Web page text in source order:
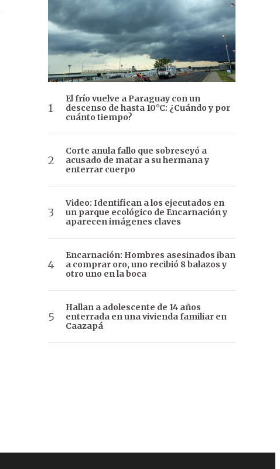
El frío vuelve a Paraguay con un
descenso de hasta 10°C: ¿Cuándo y por
cuánto tiempo?
Corte anula fallo que sobreseyó a
acusado de matar a su hermana y
enterrar cuerpo
Video: Identifican a los ejecutados en
un parque ecológico de Encarnación y
aparecen imágenes claves
Encarnación: Hombres asesinados iban
a comprar oro, uno recibió 8 balazos y
otro uno en la boca
Hallan a adolescente de 14 años
enterrada en una vivienda familiar en
Caazapá